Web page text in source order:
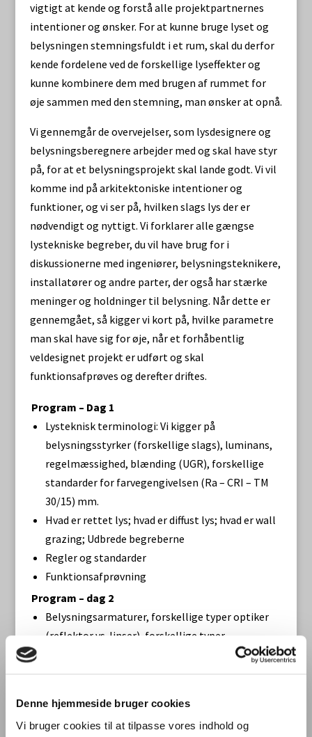
Denne hjemmeside bruger cookies
Vi bruger cookies til at tilpasse vores indhold og
vigtigt at kende og forstå alle projektpartnernes
intentioner og ønsker. For at kunne bruge lyset og
belysningen stemningsfuldt i et rum, skal du derfor
kende fordelene ved de forskellige lyseffekter og
kunne kombinere dem med brugen af rummet for
øje sammen med den stemning, man ønsker at opnå.
Vi gennemgår de overvejelser, som lysdesignere og
belysningsberegnere arbejder med og skal have styr
på, for at et belysningsprojekt skal lande godt. Vi vil
komme ind på arkitektoniske intentioner og
funktioner, og vi ser på, hvilken slags lys der er
nødvendigt og nyttigt. Vi forklarer alle gængse
lystekniske begreber, du vil have brug for i
diskussionerne med ingeniører, belysningsteknikere,
installatører og andre parter, der også har stærke
meninger og holdninger til belysning. Når dette er
gennemgået, så kigger vi kort på, hvilke parametre
man skal have sig for øje, når et forhåbentlig
veldesignet projekt er udført og skal
funktionsafprøves og derefter driftes.
Program – Dag 1
Lysteknisk terminologi: Vi kigger på
belysningsstyrker (forskellige slags), luminans,
regelmæssighed, blænding (UGR), forskellige
standarder for farvegengivelsen (Ra – CRI – TM
30/15) mm.
Hvad er rettet lys; hvad er diffust lys; hvad er wall
grazing; Udbrede begreberne
Regler og standarder
Funktionsafprøvning
Program – dag 2
Belysningsarmaturer, forskellige typer optiker
(reflektor vs. linser), forskellige typer
Drivere, PSU, lysstyring
rum og lys, sammenspil mellem lys og
materialer, lyskvalitet vs. energiforbrug, mm.